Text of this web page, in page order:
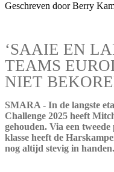
Geschreven door Berry
‘SAAIE EN
TEAMS
NIET
SMARA - In de langste
Challenge 2025 heeft
gehouden. Via een
klasse heeft de
nog altijd stevig in handen.